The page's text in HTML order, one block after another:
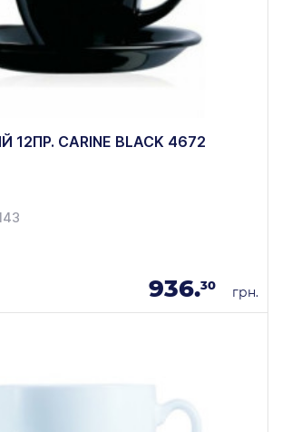
12ПР. CARINE BLACK 4672
936.30 грн.